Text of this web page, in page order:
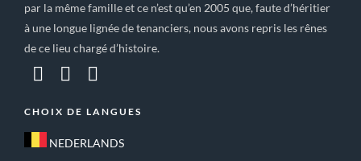
par la même famille et ce n’est qu’en 2005 que, faute d’héritier
à une longue lignée de tenanciers, nous avons repris les rênes
de ce lieu chargé d’histoire.
CHOIX DE LANGUES
NEDERLANDS